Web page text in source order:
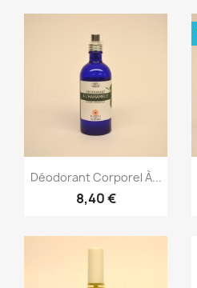
Aperçu rapide
Déodorant Corporel À...
8,40 €